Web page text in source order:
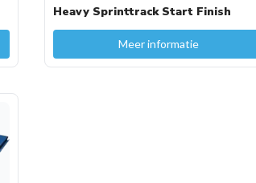
Heavy Sprinttrack Start Finish
Meer informatie